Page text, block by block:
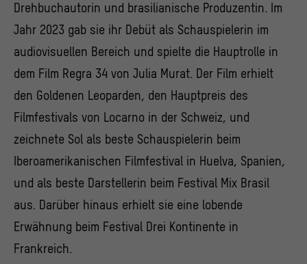
Drehbuchautorin und brasilianische Produzentin. Im
Jahr 2023 gab sie ihr Debüt als Schauspielerin im
audiovisuellen Bereich und spielte die Hauptrolle in
dem Film Regra 34 von Julia Murat. Der Film erhielt
den Goldenen Leoparden, den Hauptpreis des
Filmfestivals von Locarno in der Schweiz, und
zeichnete Sol als beste Schauspielerin beim
Iberoamerikanischen Filmfestival in Huelva, Spanien,
und als beste Darstellerin beim Festival Mix Brasil
aus. Darüber hinaus erhielt sie eine lobende
Erwähnung beim Festival Drei Kontinente in
Frankreich.